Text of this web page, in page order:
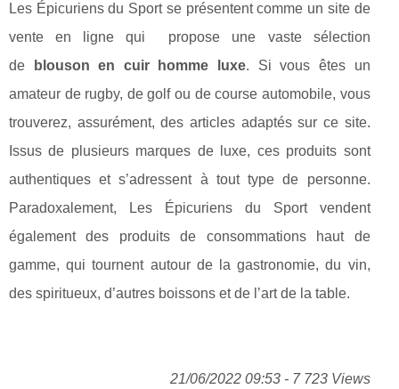
Les Épicuriens du Sport se présentent comme un site de
vente en ligne qui propose une vaste sélection
de
blouson en cuir homme luxe. Si vous êtes un
amateur de rugby, de golf ou de course automobile, vous
trouverez, assurément, des articles adaptés sur ce site.
Issus de plusieurs marques de luxe, ces produits sont
authentiques et s’adressent à tout type de personne.
Paradoxalement, Les Épicuriens du Sport vendent
également des produits de consommations haut de
gamme, qui tournent autour de la gastronomie, du vin,
des spiritueux, d’autres boissons et de l’art de la table.
21/06/2022 09:53 - 7 723 Views